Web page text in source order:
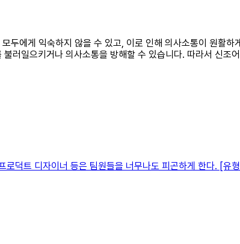
두에게 익숙하지 않을 수 있고, 이로 인해 의사소통이 원활
일으키거나 의사소통을 방해할 수 있습니다. 따라서 신조
로덕트 디자이너 등은 팀원들을 너무나도 피곤하게 한다. [